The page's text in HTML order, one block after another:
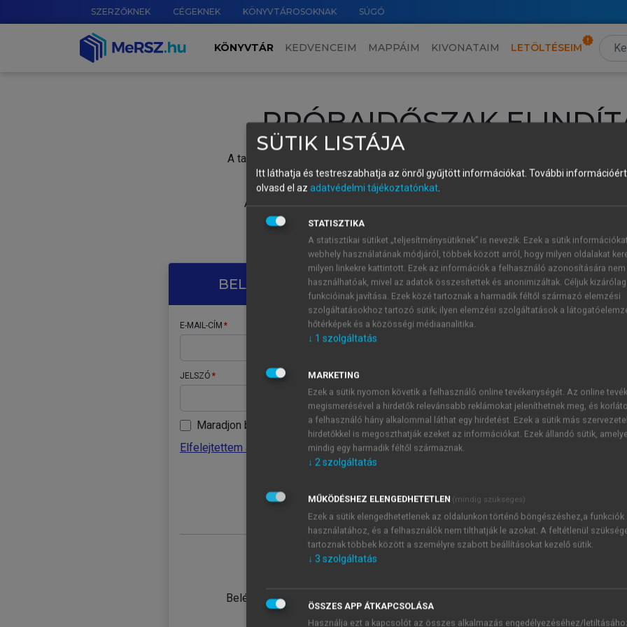
SZERZŐKNEK CÉGEKNEK KÖNYVTÁROSOKNAK SÚGÓ
KÖNYVTÁR KEDVENCEIM MAPPÁIM KIVONATAIM LETÖLTÉSEIM
PRÓBAIDŐSZAK
A tartalom megtekintéséhez lépj be a saját fiókoddal, iskolai azonosítóddal vagy
Új felhasználóként1 óra díjmentes hozzáférésrevagy
A próbaidőszak elindításához,
vagy hozz
A regisztráció után a
BELÉPÉS SAJÁT FIÓKKAL
E-MAIL-CÍM
JELSZÓ
Maradjon belépve
Elfelejtettem a jelszavamat
Belépés intézményi azonosítóval
ÚJ FIÓK
1 óra
JELSZÓ
Kérek értesítést a MeRSZ
Kérek értesítést az
SÜTIK LISTÁJA
Itt láthatja és testreszabhatja az önről gyűjtött információkat. További
olvasd el az adatvédelmi tájékoztatónkat.
STATISZTIKA
A statisztikai sütiket „teljesítménysütiknek” is nevezik. Ezek a sütik
webhely használatának módjáról, többek között arról, hogy milyen oldalakat
milyen linkekre kattintott. Ezek az információk a felhasználó azonosítására nem
használhatóak, mivel az adatok összesítettek és anonimizáltak. Céljuk
funkcióinak javítása. Ezek közé tartoznak a harmadik féltől származó elemzési
szolgáltatásokhoz tartozó sütik; ilyen elemzési szolgáltatások a
hőtérképek és a közösségi médiaanalitika.
↓ 1 szolgáltatás
MARKETING
Ezek a sütik nyomon követik a felhasználó online tevékenységét. Az online
megismerésével a hirdetők relevánsabb reklámokat jeleníthetnek meg, és
a felhasználó hány alkalommal láthat egy hirdetést. Ezek a sütik más
hirdetőkkel is megoszthatják ezeket az információkat. Ezek állandó sütik,
mindig egy harmadik féltől származnak.
↓ 2szolgáltatás
MŰKÖDÉSHEZ ELENGEDHETETLEN (mindig szükséges)
Ezek a sütik elengedhetetlenek az oldalunkon történő böngészéshez,a funkciók
használatához, és a felhasználók nem tilthatják le azokat. A feltétlenül
tartoznak többek között a személyre szabott beállításokat kezelő sütik.
↓ 3 szolgáltatás
ÖSSZES APP ÁTKAPCSOLÁSA
Használja ezt a kapcsolót az összes alkalmazás engedélyezéséhez/